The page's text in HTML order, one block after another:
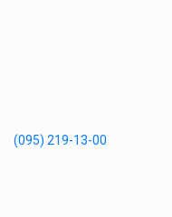
(095) 219-13-00